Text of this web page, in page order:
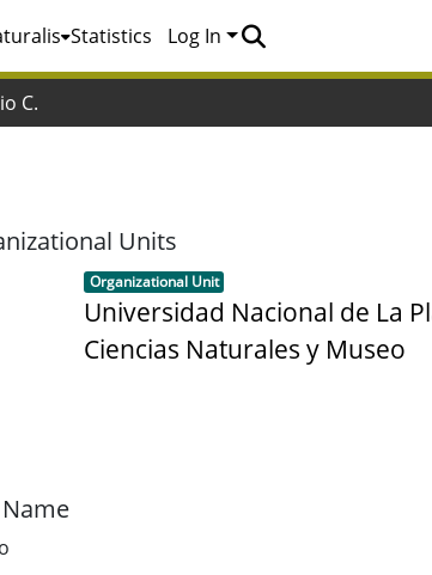
Statistics Log In
C.
Units
Item type:
Organizational Unit ,
Universidad Nacional de La
Ciencias Naturales y Museo